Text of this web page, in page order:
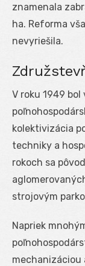
znamenala
ha. Reforma
nevyriešila.
V roku 1949
kolektivizácia
techniky a
rokoch sa
strojovým
Napriek